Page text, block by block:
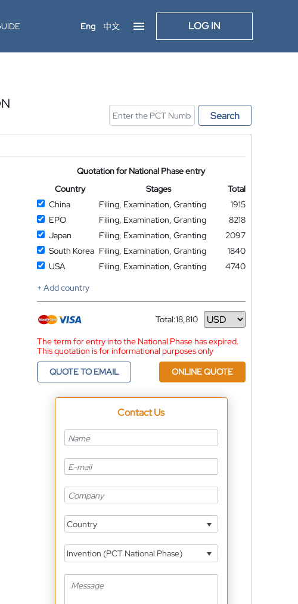
Eng 中文 LOG IN
Search
Quotation for National Phase entry
Country
Stages
Total
China
Filing, Examination, Granting
1915
EPO
Filing, Examination, Granting
8218
Japan
Filing, Examination, Granting
2097
South Korea Filing, Examination, Granting
1840
USA
Filing, Examination, Granting
4740
+ Add country
Total:18,810
Currency
The term for entry into the National Phase has expired.
This quotation is for informational purposes only
QUOTE TO EMAIL
ONLINE QUOTE
Contact Us
Country
Invention (PCT National Phase)